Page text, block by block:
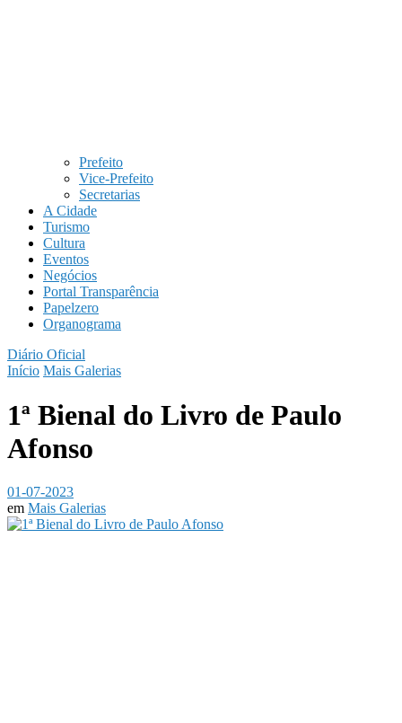
Prefeito
Vice-Prefeito
Secretarias
A Cidade
Turismo
Cultura
Eventos
Negócios
Portal Transparência
Papelzero
Organograma
Diário Oficial
Início Mais Galerias
1ª Bienal do Livro de Paulo
Afonso
01-07-2023
em Mais Galerias